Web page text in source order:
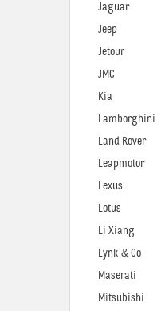
Jaguar
Jeep
Jetour
JMC
Kia
Lamborghini
Land Rover
Leapmotor
Lexus
Lotus
Li Xiang
Lynk & Co
Maserati
Mitsubishi